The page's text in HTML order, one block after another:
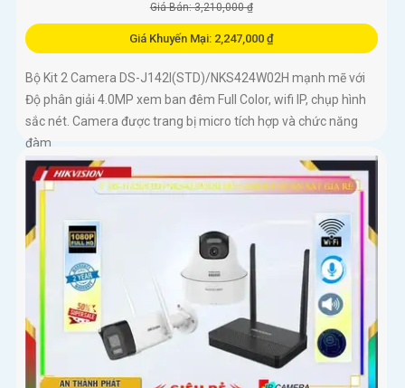
Giá Bán: 3,210,000 ₫
Giá Khuyến Mại: 2,247,000 ₫
Bộ Kit 2 Camera DS-J142I(STD)/NKS424W02H mạnh mẽ với
Độ phân giải 4.0MP xem ban đêm Full Color, wifi IP, chụp hình
sắc nét. Camera được trang bị micro tích hợp và chức năng
đàm...